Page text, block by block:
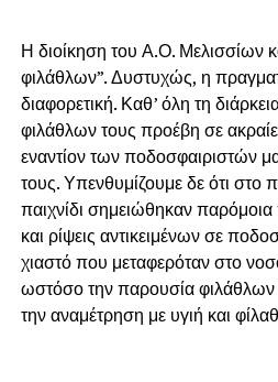
Η διοίκηση του Α.Ο. Μελισσίων
φιλάθλων”. Δυστυχώς, η
διαφορετική. Καθ’ όλη τη
φιλάθλων τους προέβη σε
εναντίον των ποδοσφαιριστών
τους. Υπενθυμίζουμε δε ότι στο
παιχνίδι σημειώθηκαν παρόμοια
και ρίψεις αντικειμένων σε
χιαστό που μεταφερόταν στο
ωστόσο την παρουσία
την αναμέτρηση με υγιή και